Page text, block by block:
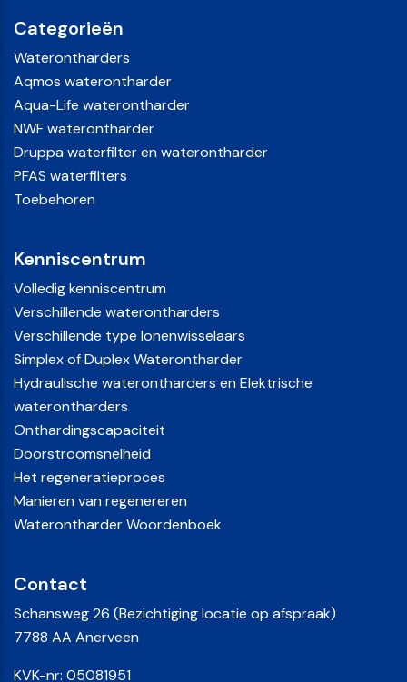
Categorieën
Waterontharders
Aqmos waterontharder
Aqua-Life waterontharder
NWF waterontharder
Druppa waterfilter en waterontharder
PFAS waterfilters
Toebehoren
Kenniscentrum
Volledig kenniscentrum
Verschillende waterontharders
Verschillende type Ionenwisselaars
Simplex of Duplex Waterontharder
Hydraulische waterontharders en Elektrische
waterontharders
Onthardingscapaciteit
Doorstroomsnelheid
Het regeneratieproces
Manieren van regenereren
Waterontharder Woordenboek
Contact
Schansweg 26 (Bezichtiging locatie op afspraak)
7788 AA Anerveen
KVK-nr: 05081951